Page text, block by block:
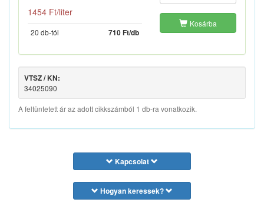
1454 Ft/liter
20 db-tól 710 Ft/db
Kosárba
VTSZ / KN:
34025090
A feltüntetett ár az adott cikkszámból 1 db-ra vonatkozik.
Kapcsolat
Hogyan keressek?